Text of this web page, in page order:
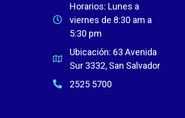
Horarios: Lunes a
viernes de 8:30 am a
5:30 pm
Ubicación: 63 Avenida
Sur 3332, San Salvador
2525 5700